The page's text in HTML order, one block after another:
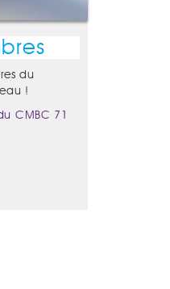
du
!
CMBC 71